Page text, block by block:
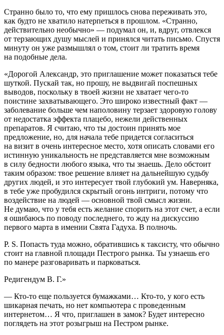
Странно было то, что ему пришлось снова переживать это,
как будто не хватило натерпеться в прошлом. «Странно,
действительно необычно» — подумал он, и, вдруг, отвлекся
от терзающих душу мыслей и принялся читать письмо. Спустя
минуту он уже размышлял о том, стоит ли тратить время
на подобные дела.
«Дорогой Александр, это приглашение может показаться тебе
шуткой. Пускай так, но прошу, не выдвигай поспешных
выводов, поскольку в твоей жизни не хватает чего-то
поистине захватывающего. Это широко известный факт —
заболевание больше чем наполовину терзает здоровую голову
от недостатка эффекта плацебо, нежели действенных
препаратов. Я считаю, что ты достоин принять мое
предложение, но, для начала тебе придется согласиться
на визит в очень интересное место, хотя описать словами его
истинную уникальность не представляется мне возможным
в силу бедности любого языка, что ты знаешь. Дело обстоит
таким образом: твое решение влияет на дальнейшую судьбу
других людей, и это интересует твой глубокий ум. Наверняка,
в тебе уже пробудился скрытый огонь интриги, потому что
воздействие на людей — основной твой смысл жизни.
Не думаю, что у тебя есть желание спорить на этот счет, а если
я ошибаюсь по поводу последнего, то жду на дискуссию
первого марта в имении Свята Гадуха. В полночь.
P. S. Попасть туда можно, обратившись к таксисту, что обычно
стоит на главной площади Пестрого рынка. Ты узнаешь его
по манере разговаривать и парковаться.
Редигендум В. Г.»
— Кто-то еще пользуется бумажками… Кто-то, у кого есть
шикарная печать, но нет компьютера с проведенным
интернетом… Я что, приглашен в замок? Будет интересно
поглядеть на этот розыгрыш на Пестром рынке.